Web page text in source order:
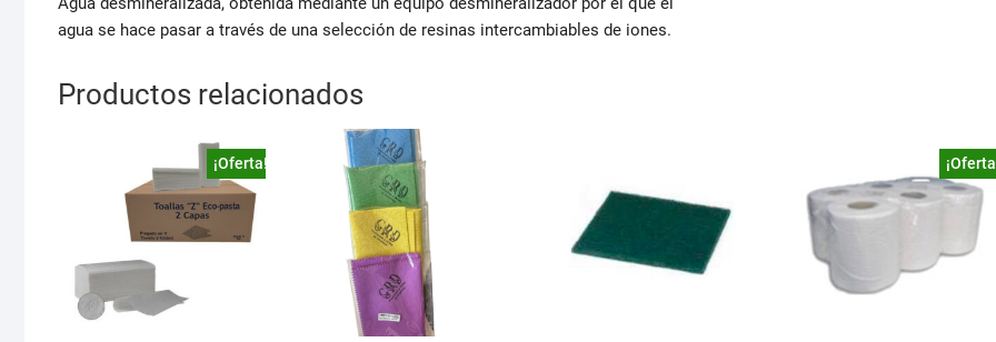
agua se hace pasar a través de una selección de resinas intercambiables de iones.
Productos relacionados
¡Oferta!